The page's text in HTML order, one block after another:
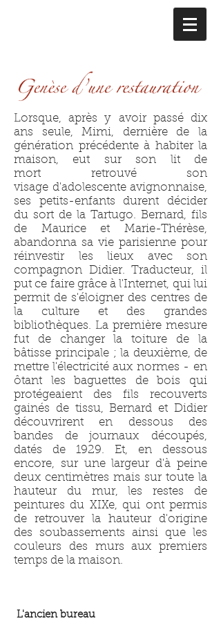
Lorsque, après y avoir passé dix
ans seule, Mimi, dernière de la
génération précédente à habiter la
maison, eut sur son lit de
mort retrouvé son
visage d'adolescente avignonnaise,
ses petits-enfants durent décider
du sort de la Tartugo. Bernard, fils
de Maurice et Marie-Thérèse,
abandonna sa vie parisienne pour
réinvestir les lieux avec son
compagnon Didier. Traducteur, il
put ce faire grâce à l'Internet, qui lui
permit de s'éloigner des centres de
la culture et des grandes
bibliothèques. La première mesure
fut de changer la toiture de la
bâtisse principale ; la deuxième, de
mettre l'électricité aux normes - en
ôtant les baguettes de bois qui
protégeaient des fils recouverts
gainés de tissu, Bernard et Didier
découvrirent en dessous des
bandes de journaux découpés,
datés de 1929. Et, en dessous
encore, sur une largeur d'à peine
deux centimètres mais sur toute la
hauteur du mur, les restes de
peintures du XIXe, qui ont permis
de retrouver la hauteur d'origine
des soubassements ainsi que les
couleurs des murs aux premiers
temps de la maison.
L'ancien bureau